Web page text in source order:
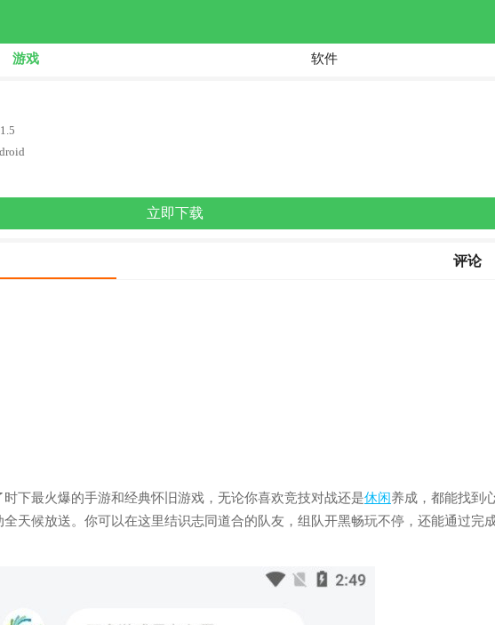
游戏 软件
立即下载
评论
下最火爆的手游和经典怀旧游戏，无论你喜欢竞技对战还是休闲养成，都能找到
天候放送。你可以在这里结识志同道合的队友，组队开黑畅玩不停，还能通过完